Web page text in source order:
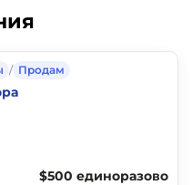
/ Продам
$500 единоразово